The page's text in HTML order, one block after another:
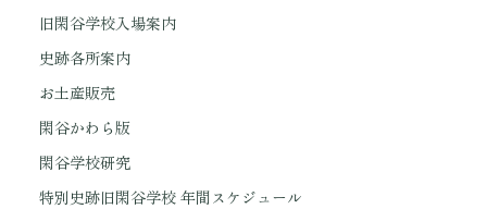
旧閑谷学校入場案内
史跡各所案内
お土産販売
閑谷かわら版
閑谷学校研究
特別史跡旧閑谷学校 年間スケジュール